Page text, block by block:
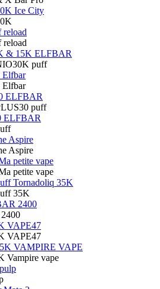
Ice City
& 15K ELFBAR
puff
Elfbar
Elfbar
ELFBAR
puff
ELFBAR
Aspire
Aspire
petite vape
petite vape
Tornadoliq 35K
35K
2400
VAPE47
VAPE47
VAMPIRE VAPE
Vampire vape